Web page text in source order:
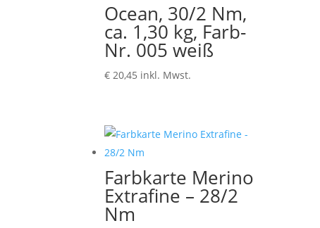
Ocean, 30/2 Nm,
ca. 1,30 kg, Farb-
Nr. 005 weiß
€ 20,45 inkl. Mwst.
Farbkarte Merino
Extrafine – 28/2
Nm